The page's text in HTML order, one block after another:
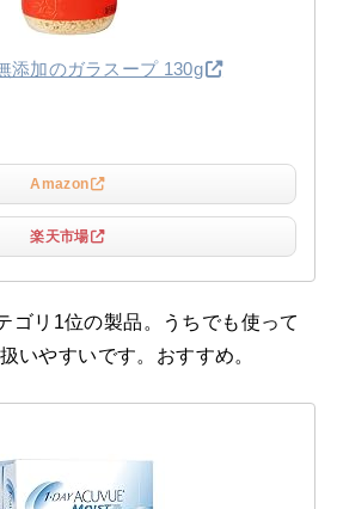
添加のガラスープ 130g
Amazon
楽天市場
ゴリ1位の製品。うちでも使って
いやすいです。おすすめ。